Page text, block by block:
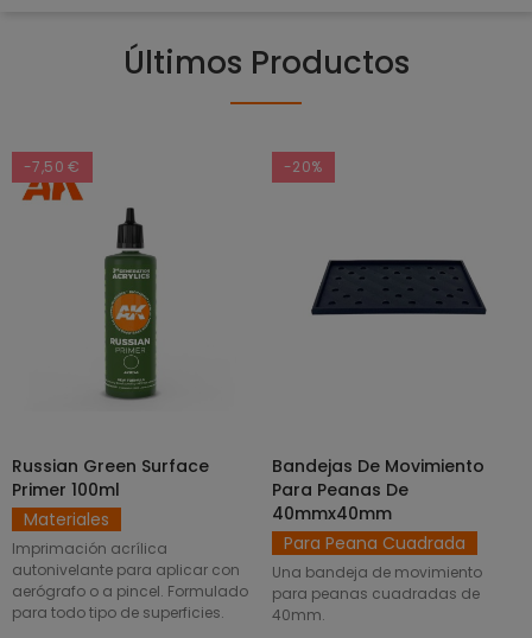
Últimos Productos
-7,50 €
AÑADIR AL CARRITO
Russian Green Surface
Primer 100ml
Materiales
Imprimación acrílica
autonivelante para aplicar con
aerógrafo o a pincel. Formulado
para todo tipo de superficies.
-20%
SELECCIONAR OPCIONES
Bandejas De Movimiento
Para Peanas De
40mmx40mm
Para Peana Cuadrada
Una bandeja de movimiento
para peanas cuadradas de
40mm.